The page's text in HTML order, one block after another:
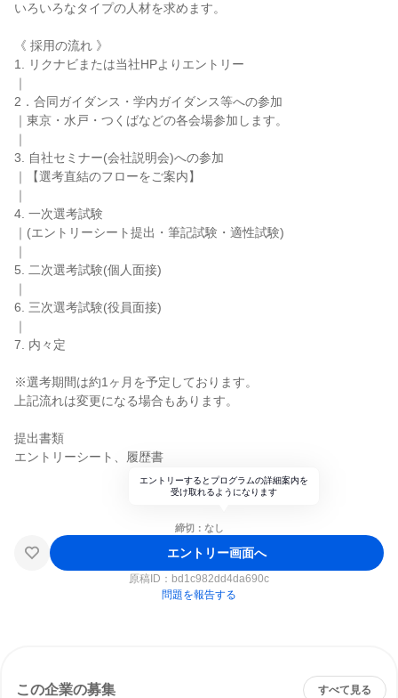
いろいろなタイプの人材を求めます。
《 採用の流れ 》
1. リクナビまたは当社HPよりエントリー
｜
2．合同ガイダンス・学内ガイダンス等への参加
｜東京・水戸・つくばなどの各会場参加します。
｜
3. 自社セミナー(会社説明会)への参加
｜【選考直結のフローをご案内】
｜
4. 一次選考試験
｜(エントリーシート提出・筆記試験・適性試験)
｜
5. 二次選考試験(個人面接)
｜
6. 三次選考試験(役員面接)
｜
7. 内々定
※選考期間は約1ヶ月を予定しております。
上記流れは変更になる場合もあります。
提出書類
エントリーシート、履歴書
エントリーするとプログラムの詳細案内を
受け取れるようになります
締切：なし
エントリー画面へ
原稿ID： bd1c982dd4da690c
問題を報告する
この企業の募集 すべて見る